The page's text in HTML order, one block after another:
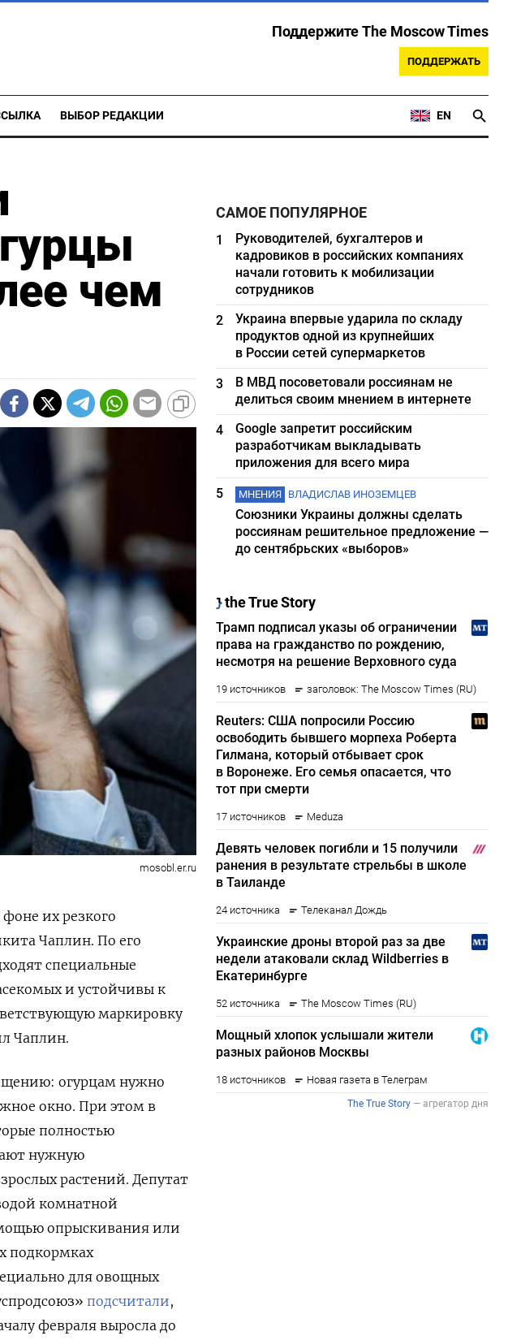
Поддержите The Moscow Times
ПОДДЕРЖАТЬ
ВЫБОР РЕДАКЦИИ EN
чем
mosobl.er.ru
их резкого
Чаплин. По его
специальные
и устойчивы к
маркировку
Чаплин.
огурцам нужно
окно. При этом в
полностью
нужную
растений. Депутат
комнатной
опрыскивания или
подкормках
для овощных
подсчитали,
февраля выросла до
САМОЕ ПОПУЛЯРНОЕ
1
Руководителей, бухгалтеров и
кадровиков в российских компаниях
начали готовить к мобилизации
сотрудников
2
Украина впервые ударила по складу
продуктов одной из крупнейших
в России сетей супермаркетов
3
В МВД посоветовали россиянам не
делиться своим мнением в интернете
4
Google запретит российским
разработчикам выкладывать
приложения для всего мира
5
МНЕНИЯ ВЛАДИСЛАВ ИНОЗЕМЦЕВ
Союзники Украины должны сделать
россиянам решительное предложение —
до сентябрьских «выборов»